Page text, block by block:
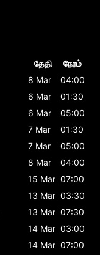
தேதி
நேரம்
8 Mar
04:00
6 Mar
01:30
6 Mar
05:00
7 Mar
01:30
7 Mar
05:00
8 Mar
04:00
15 Mar 07:00
13 Mar 03:30
13 Mar 07:30
14 Mar 03:00
14 Mar 07:00